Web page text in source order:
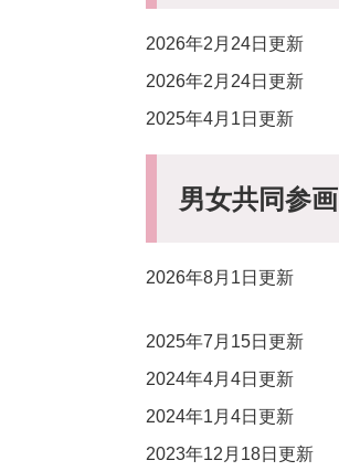
2026年2月24日更新
2026年2月24日更新
2025年4月1日更新
男女共同参画
2026年8月1日更新
2025年7月15日更新
2024年4月4日更新
2024年1月4日更新
2023年12月18日更新